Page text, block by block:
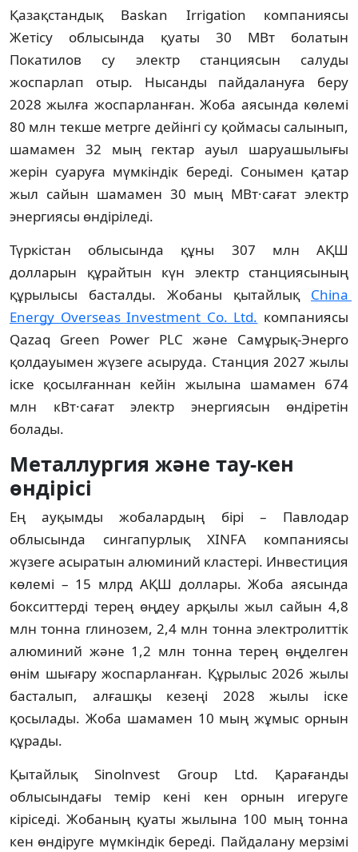
Қазақстандық Baskan Irrigation компаниясы
Жетісу облысында қуаты 30 МВт болатын
Покатилов су электр станциясын салуды
жоспарлап отыр. Нысанды пайдалануға беру
2028 жылға жоспарланған. Жоба аясында көлемі
80 млн текше метрге дейінгі су қоймасы салынып,
шамамен 32 мың гектар ауыл шаруашылығы
жерін суаруға мүмкіндік береді. Сонымен қатар
жыл сайын шамамен 30 мың МВт·сағат электр
энергиясы өндіріледі.
Түркістан облысында құны 307 млн АҚШ
долларын құрайтын күн электр станциясының
құрылысы басталды. Жобаны қытайлық China
Energy Overseas Investment Co. Ltd. компаниясы
Qazaq Green Power PLC және Самұрық-Энерго
қолдауымен жүзеге асыруда. Станция 2027 жылы
іске қосылғаннан кейін жылына шамамен 674
млн кВт·сағат электр энергиясын өндіретін
болады.
Металлургия және тау-кен
өндірісі
Ең ауқымды жобалардың бірі – Павлодар
облысында сингапурлық XINFA компаниясы
жүзеге асыратын алюминий кластері. Инвестиция
көлемі – 15 млрд АҚШ доллары. Жоба аясында
бокситтерді терең өңдеу арқылы жыл сайын 4,8
млн тонна глинозем, 2,4 млн тонна электролиттік
алюминий және 1,2 млн тонна терең өңделген
өнім шығару жоспарланған. Құрылыс 2026 жылы
басталып, алғашқы кезеңі 2028 жылы іске
қосылады. Жоба шамамен 10 мың жұмыс орнын
құрады.
Қытайлық Sinolnvest Group Ltd. Қарағанды
облысындағы темір кені кен орнын игеруге
кіріседі. Жобаның қуаты жылына 100 мың тонна
кен өндіруге мүмкіндік береді. Пайдалану мерзімі